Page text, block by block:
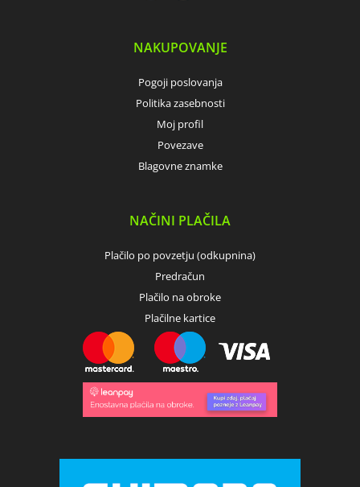
NAKUPOVANJE
Pogoji poslovanja
Politika zasebnosti
Moj profil
Povezave
Blagovne znamke
NAČINI PLAČILA
Plačilo po povzetju (odkupnina)
Predračun
Plačilo na obroke
Plačilne kartice